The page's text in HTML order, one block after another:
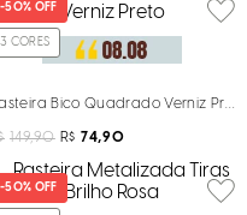
-50% OFF
3 CORES
Bico Quadrado Verniz Preto
149,90 R$ 74,90
-50% OFF